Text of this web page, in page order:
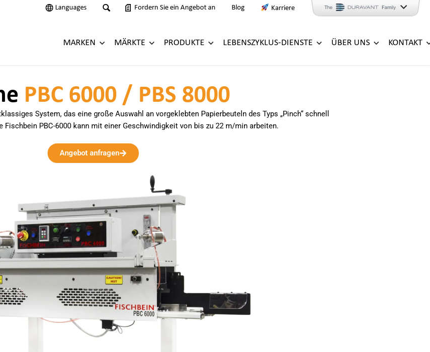
Languages Fordern Sie ein Angebot an Blog Karriere
MARKEN MÄRKTE PRODUKTE LEBENSZYKLUS-DIENSTE ÜBER UNS KONTAKT
PBC 6000 / PBS 8000
System, das eine große Auswahl an vorgeklebten Papierbeuteln des Typs „Pinch“ schnell
PBC-6000 kann mit einer Geschwindigkeit von bis zu 22 m/min arbeiten.
Angebot anfragen